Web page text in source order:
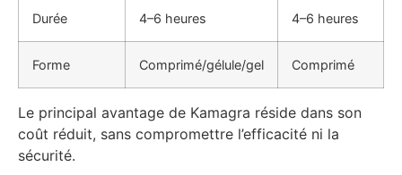
Durée 4–6 heures 4–6 heures
Forme Comprimé/gélule/gel Comprimé
Le principal avantage de Kamagra réside dans son
coût réduit, sans compromettre l’efficacité ni la
sécurité.